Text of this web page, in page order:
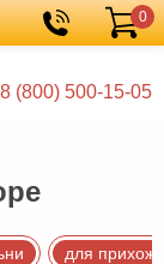
8 (800) 500-15-05
Корзина
0
для